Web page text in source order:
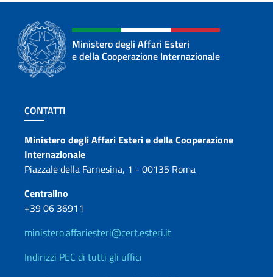
Ministero degli Affari Esteri
e della Cooperazione Internazionale
Sezione footer
CONTATTI
Contatti
Ministero degli Affari Esteri e della Cooperazione
Internazionale
Piazzale della Farnesina, 1 - 00135 Roma
Centralino
+39 06 36911
ministero.affariesteri@cert.esteri.it
Indirizzi PEC di tutti gli uffici